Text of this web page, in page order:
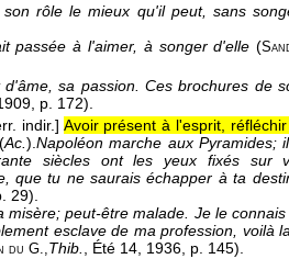
rôle le mieux qu'il peut, sans
passée à l'aimer, à songer d'elle (
sa passion. Ces brochures de
1909 , p. 172).
indir.] Avoir présent à l'esprit,
Ac. ). Napoléon marche aux Pyramides;
siècles ont les yeux fixés sur
que tu ne saurais échapper à ta
29).
peut-être malade. Je le connais
esclave de ma profession, voilà
du G.,Thib. , Été 14 , 1936 , p. 145).